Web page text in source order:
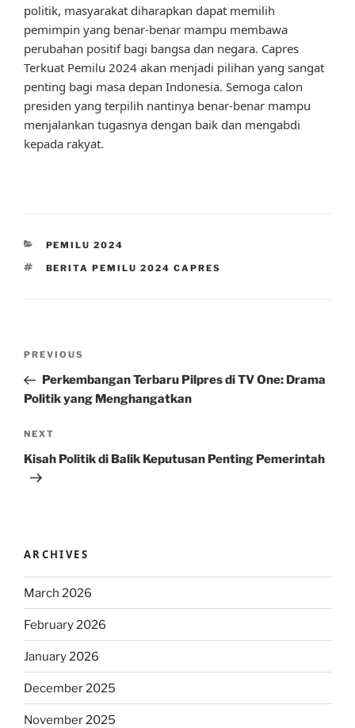
politik, masyarakat diharapkan dapat memilih
pemimpin yang benar-benar mampu membawa
perubahan positif bagi bangsa dan negara. Capres
Terkuat Pemilu 2024 akan menjadi pilihan yang sangat
penting bagi masa depan Indonesia. Semoga calon
presiden yang terpilih nantinya benar-benar mampu
menjalankan tugasnya dengan baik dan mengabdi
kepada rakyat.
CATEGORIES
PEMILU 2024
TAGS
BERITA PEMILU 2024 CAPRES
Previous
Post
PREVIOUS
Perkembangan Terbaru Pilpres di TV One: Drama
Politik yang Menghangatkan
Next
Post
NEXT
Kisah Politik di Balik Keputusan Penting Pemerintah
ARCHIVES
March 2026
February 2026
January 2026
December 2025
November 2025